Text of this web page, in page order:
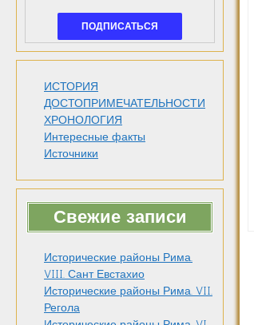
ИСТОРИЯ
ДОСТОПРИМЕЧАТЕЛЬНОСТИ
ХРОНОЛОГИЯ
Интересные факты
Источники
Свежие записи
Исторические районы Рима.
VIII. Сант Евстахио
Исторические районы Рима. VII.
Регола